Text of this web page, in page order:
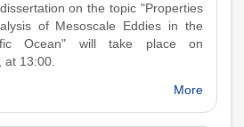
on the topic "Properties
of Mesoscale Eddies in the
Ocean" will take place on
at 13:00.
More